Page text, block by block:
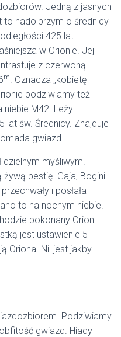
Jedną z jasnych
to nadolbrzym o średnicy
425 lat
w Orionie. Jej
z czerwoną
m. Oznacza „kobietę
podziwiamy też
niebie M42. Leży
lat św. Średnicy. Znajduje
gwiazd.
dzielnym myśliwym.
żywą bestię. Gaja, Bogini
i posłała
to na nocnym niebie.
pokonany Orion
jest ustawienie 5
Oriona. Nil jest jakby
Podziwiamy
gwiazd. Hiady